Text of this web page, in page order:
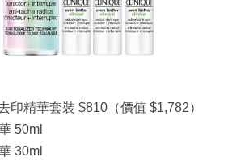
印精華套裝 $810（價值 $1,782）
50ml
30ml